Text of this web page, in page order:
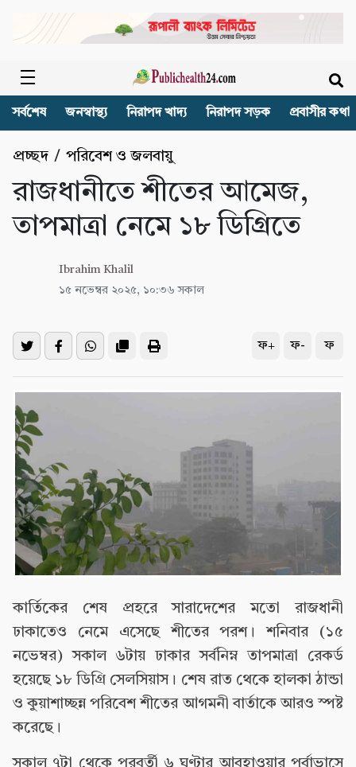
সর্বশেষ জনস্বাস্থ্য নিরাপদ খাদ্য নিরাপদ সড়ক প্রবাসীর কথা
প্রচ্ছদ / পরিবেশ ও জলবায়ু
রাজধানীতে শীতের আমেজ,
তাপমাত্রা নেমে ১৮ ডিগ্রিতে
Ibrahim Khalil
১৫ নভেম্বর ২০২৫, ১০:৩৬ সকাল
ফ+ ফ- ফ
কার্তিকের শেষ প্রহরে সারাদেশের মতো রাজধানী
ঢাকাতেও নেমে এসেছে শীতের পরশ। শনিবার (১৫
নভেম্বর) সকাল ৬টায় ঢাকার সর্বনিম্ন তাপমাত্রা রেকর্ড
হয়েছে ১৮ ডিগ্রি সেলসিয়াস। শেষ রাত থেকে হালকা ঠান্ডা
ও কুয়াশাচ্ছন্ন পরিবেশ শীতের আগমনী বার্তাকে আরও স্পষ্ট
করেছে।